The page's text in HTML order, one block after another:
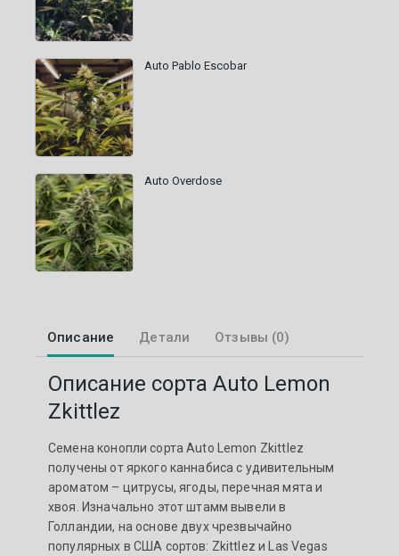
Auto Pablo Escobar
Auto Overdose
Описание Детали Отзывы (0)
Описание сорта Auto Lemon
Zkittlez
Семена конопли сорта Auto Lemon Zkittlez
получены от яркого каннабиса с удивительным
ароматом – цитрусы, ягоды, перечная мята и
хвоя. Изначально этот штамм вывели в
Голландии, на основе двух чрезвычайно
популярных в США сортов: Zkittlez и Las Vegas